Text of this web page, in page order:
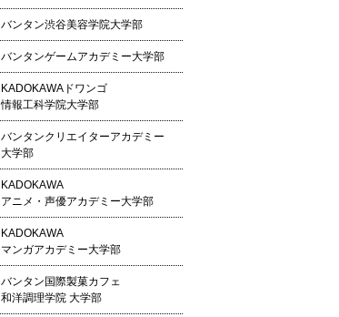
バンタン渋谷美容学院大学部
バンタンゲームアカデミー大学部
KADOKAWAドワンゴ
情報工科学院大学部
バンタンクリエイターアカデミー
大学部
KADOKAWA
アニメ・声優アカデミー大学部
KADOKAWA
マンガアカデミー大学部
バンタン国際製菓カフェ
和洋調理学院 大学部